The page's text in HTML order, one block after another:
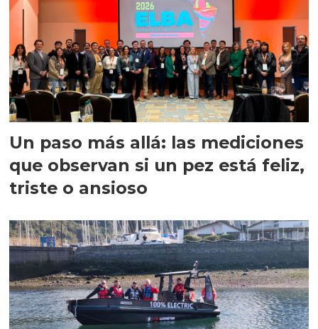
Un paso más allá: las mediciones
que observan si un pez está feliz,
triste o ansioso